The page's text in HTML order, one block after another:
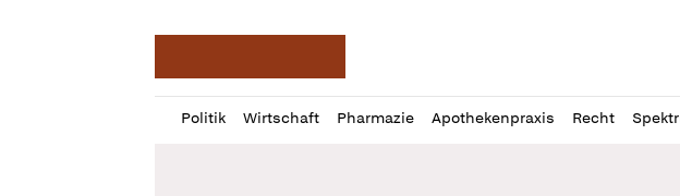
Politik Wirtschaft Pharmazie Apothekenpraxis Recht
Profil
öffnen
Daz
Pur